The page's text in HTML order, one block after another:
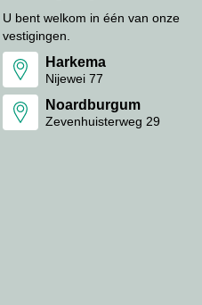
U bent welkom in één van onze
vestigingen.
Harkema
Nijewei 77
Noardburgum
Zevenhuisterweg 29